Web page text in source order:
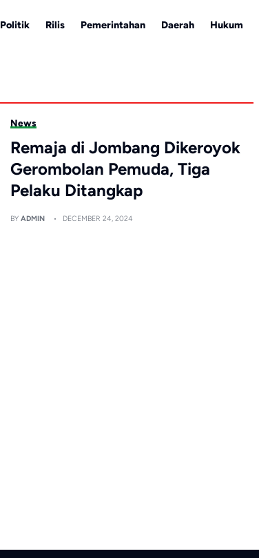
Politik Rilis Pemerintahan Daerah Hukum
News
Remaja di Jombang Dikeroyok
Gerombolan Pemuda, Tiga
Pelaku Ditangkap
BYADMIN DECEMBER 24, 2024